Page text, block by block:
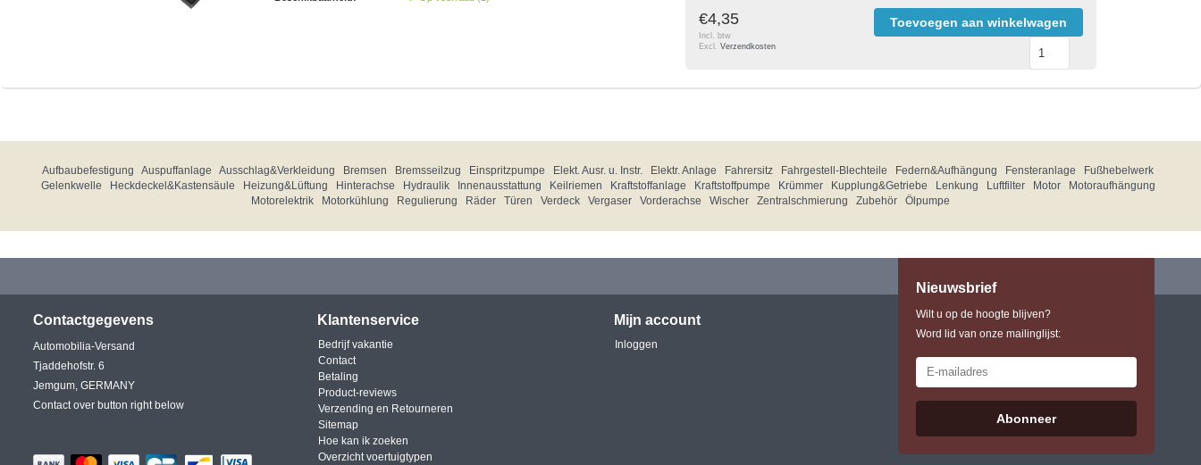
€4,35
Incl. btw
Excl. Verzendkosten
Toevoegen aan winkelwagen
Aufbaubefestigung Auspuffanlage Ausschlag&Verkleidung Bremsen Bremsseilzug Einspritzpumpe Elekt. Ausr. u. Instr. Elektr. Anlage Fahrersitz Fahrgestell-Blechteile Federn&Aufhängung Fensteranlage
Fußhebelwerk
Gelenkwelle
Heckdeckel&Kastensäule Heizung&Lüftung Hinterachse Hydraulik Innenausstattung Keilriemen Kraftstoffanlage Kraftstoffpumpe Krümmer Kupplung&Getriebe Lenkung Luftfilter Motor
Motoraufhängung
Motorelektrik
Motorkühlung Regulierung Räder Türen Verdeck Vergaser Vorderachse Wischer Zentralschmierung Zubehör Ölpumpe
Contactgegevens
Automobilia-Versand
Tjaddehofstr. 6
Jemgum, GERMANY
Contact over button right below
Klantenservice
Bedrijf vakantie
Contact
Betaling
Product-reviews
Verzending en Retourneren
Sitemap
Hoe kan ik zoeken
Overzicht voertuigtypen
Mijn account
Inloggen
Nieuwsbrief
Wilt u op de hoogte blijven?
Word lid van onze mailinglijst:
Abonneer